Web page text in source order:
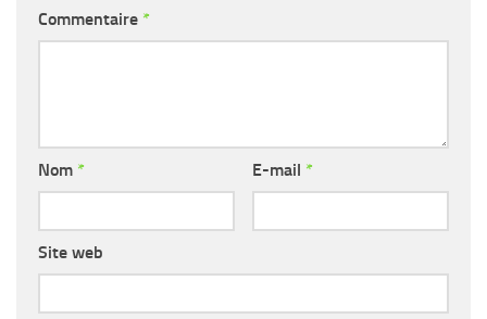
Commentaire *
Nom * E-mail *
Site web